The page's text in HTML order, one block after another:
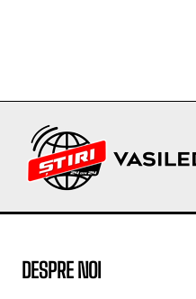
DESPRE NOI